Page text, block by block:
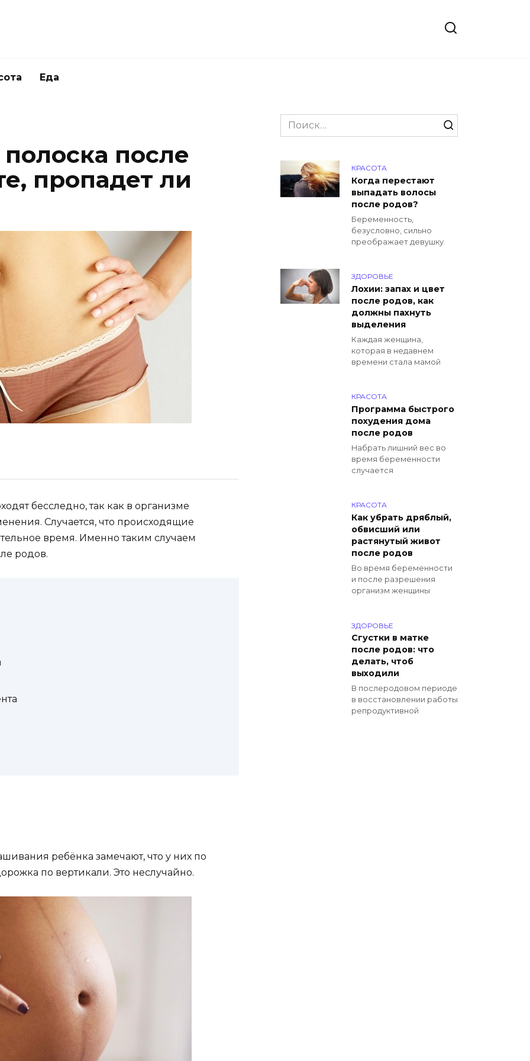
Еда
после
пропадет ли
бесследно, так как в организме
Случается, что происходящие
время. Именно таким случаем
родов.
ребёнка замечают, что у них по
по вертикали. Это неслучайно.
Search
for:
КРАСОТА
Когда перестают
выпадать волосы
после родов?
Беременность,
безусловно, сильно
преображает девушку.
ЗДОРОВЬЕ
Лохии: запах и цвет
после родов, как
должны пахнуть
выделения
Каждая женщина,
которая в недавнем
времени стала мамой
КРАСОТА
Программа быстрого
похудения дома
после родов
Набрать лишний вес во
время беременности
случается
КРАСОТА
Как убрать дряблый,
обвисший или
растянутый живот
после родов
Во время беременности
и после разрешения
организм женщины
ЗДОРОВЬЕ
Сгустки в матке
после родов: что
делать, чтоб
выходили
В послеродовом периоде
в восстановлении работы
репродуктивной